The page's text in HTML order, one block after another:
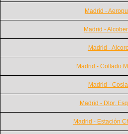
Madrid -
Madrid -
Madrid -
Madrid - Collado
Madrid -
Madrid - Dtor.
Madrid - Estación